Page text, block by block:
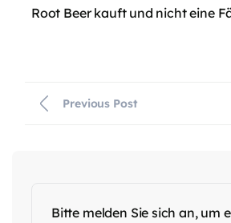
Root Beer kauft und nicht eine
Previous Post
Bitte melden Sie sich an, um